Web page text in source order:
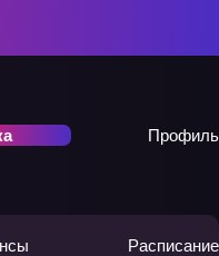
Профиль
Расписание